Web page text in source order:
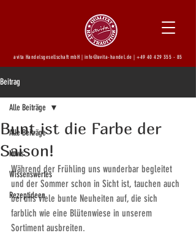
avita Handelsgesellschaft mbH | info@avita-handel.de |+49 40 429 355 - 85
Beitrag
Alle Beiträge
News
Wissenswertes
Rezeptideen
Alle Beiträge
Bunt ist die Farbe der
Saison!
Während der Frühling uns wunderbar begleitet
und der Sommer schon in Sicht ist, tauchen auch
bei uns viele bunte Neuheiten auf, die sich
farblich wie eine Blütenwiese in unserem
Sortiment ausbreiten.